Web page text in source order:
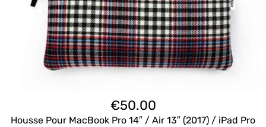
€50.00
Housse Pour MacBook Pro 14″ / Air 13″ (2017) / iPad Pro